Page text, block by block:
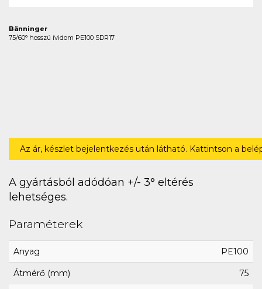
Bänninger
75/60° hosszú ívidom PE100 SDR17
Az ár, készlet bejelentkezés után látható. Kattintson a
A gyártásból adódóan +/- 3° eltérés
lehetséges.
Paraméterek
Anyag PE100
Átmérő (mm) 75